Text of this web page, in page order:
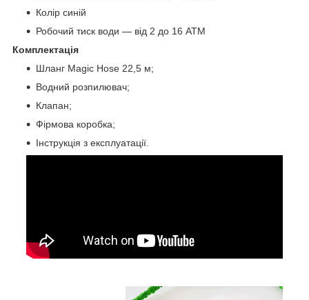
Колір синій
Робочий тиск води — від 2 до 16 АТМ
Комплектація
Шланг Magic Hose 22,5 м;
Водний розпилювач;
Клапан;
Фірмова коробка;
Інструкція з експлуатації.